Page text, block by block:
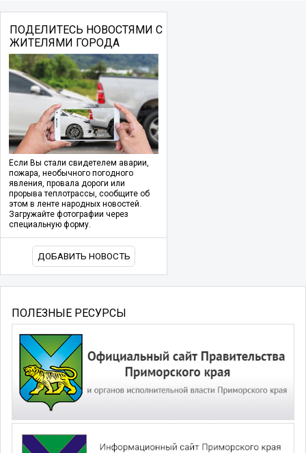
ПОДЕЛИТЕСЬ НОВОСТЯМИ С
ЖИТЕЛЯМИ ГОРОДА
Если Вы стали свидетелем аварии,
пожара, необычного погодного
явления, провала дороги или
прорыва теплотрассы, сообщите об
этом в ленте народных новостей.
Загружайте фотографии через
специальную форму.
ДОБАВИТЬ НОВОСТЬ
ПОЛЕЗНЫЕ РЕСУРСЫ